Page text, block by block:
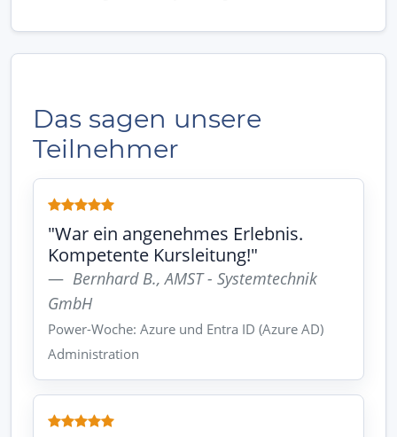
Das sagen unsere
Teilnehmer
"War ein angenehmes Erlebnis.
Kompetente Kursleitung!"
Bernhard B., AMST - Systemtechnik
GmbH
Power-Woche: Azure und Entra ID (Azure AD)
Administration